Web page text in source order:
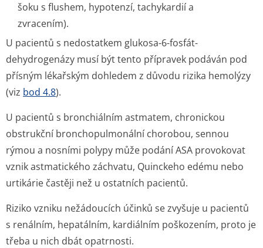
šoku s flushem, hypotenzí, tachykardií a
zvracením).
U pacientů s nedostatkem glukosa-6-fosfát-
dehydrogenázy musí být tento přípravek podáván pod
přísným lékařským dohledem z důvodu rizika hemolýzy
(viz bod 4.8).
U pacientů s bronchiálním astmatem, chronickou
obstrukční bronchopulmonální chorobou, sennou
rýmou a nosními polypy může podání ASA provokovat
vznik astmatického záchvatu, Quinckeho edému nebo
urtikárie častěji než u ostatních pacientů.
Riziko vzniku nežádoucích účinků se zvyšuje u pacientů
s renálním, hepatálním, kardiálním poškozením, proto je
třeba u nich dbát opatrnosti.